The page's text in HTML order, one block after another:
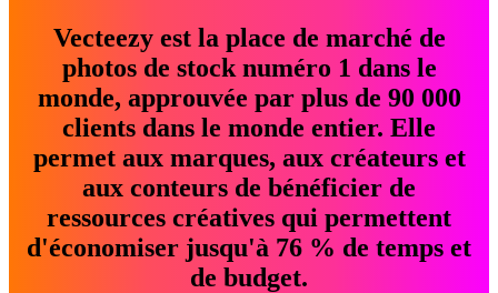
Vecteezy est la place de marché de
photos de stock numéro 1 dans le
monde, approuvée par plus de 90 000
clients dans le monde entier. Elle
permet aux marques, aux créateurs et
aux conteurs de bénéficier de
ressources créatives qui permettent
d'économiser jusqu'à 76 % de temps et
de budget.